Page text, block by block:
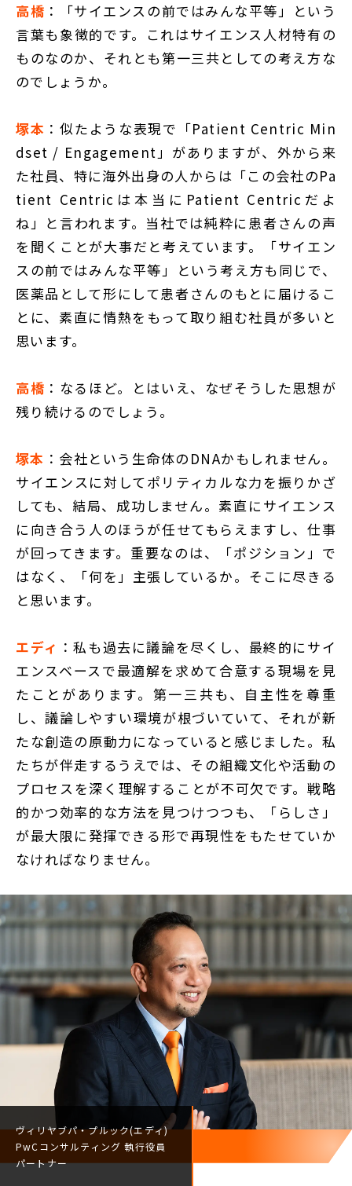
高橋 ：「サイエンスの前ではみんな平等」という
言葉も象徴的です。これはサイエンス人材特有の
ものなのか、それとも第一三共としての考え方な
のでしょうか。
塚本 ：似たような表現で「Patient Centric Min
dset / Engagement」がありますが、外から来
た社員、特に海外出身の人からは「この会社のPa
tient Centricは本当にPatient Centricだよ
ね」と言われます。当社では純粋に患者さんの声
を聞くことが大事だと考えています。「サイエン
スの前ではみんな平等」という考え方も同じで、
医薬品として形にして患者さんのもとに届けるこ
とに、素直に情熱をもって取り組む社員が多いと
思います。
高橋 ：なるほど。とはいえ、なぜそうした思想が
残り続けるのでしょう。
塚本 ：会社という生命体のDNAかもしれません。
サイエンスに対してポリティカルな力を振りかざ
しても、結局、成功しません。素直にサイエンス
に向き合う人のほうが任せてもらえますし、仕事
が回ってきます。重要なのは、「ポジション」で
はなく、「何を」主張しているか。そこに尽きる
と思います。
エディ ：私も過去に議論を尽くし、最終的にサイ
エンスベースで最適解を求めて合意する現場を見
たことがあります。第一三共も、自主性を尊重
し、議論しやすい環境が根づいていて、それが新
たな創造の原動力になっていると感じました。私
たちが伴走するうえでは、その組織文化や活動の
プロセスを深く理解することが不可欠です。戦略
的かつ効率的な方法を見つけつつも、「らしさ」
が最大限に発揮できる形で再現性をもたせていか
なければなりません。
ヴィリヤブパ・プルック(エディ)
PwCコンサルティング執行役員
パートナー